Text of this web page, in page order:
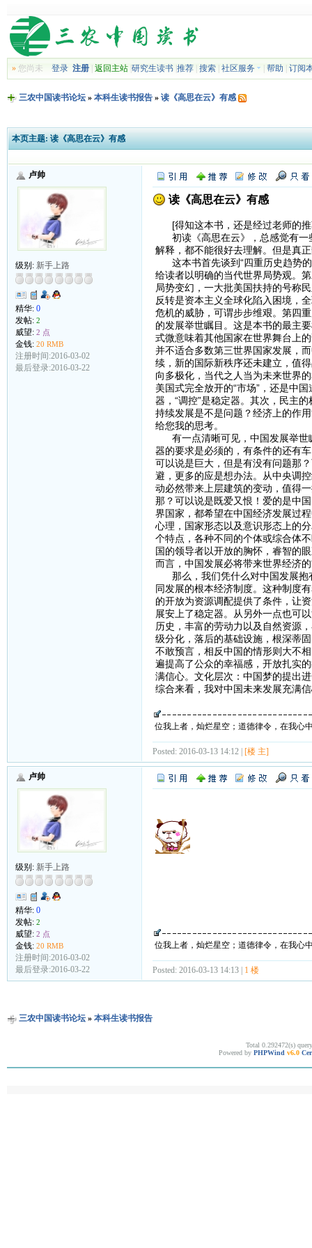
»您尚未 登录 注册| 返回主站| 研究生读书| 推荐| 搜索| 社区服务 帮助 订阅
三农中国读书论坛» 本科生读书报告» 读《高思在云》有感
本页主题: 读《高思在云》有感
卢帅
级别: 新手上路
精华: 0
发帖: 2
威望: 2 点
金钱: 20 RMB
注册时间:2016-03-02
最后登录:2016-03-22
读《高思在云》有感
[得知这本书，还是经过老师的推
初读《高思在云》，总感觉有一
解释，都不能很好去理解。但是真
这本书首先谈到“四重历史趋势的
给读者以明确的当代世界局势观。
局势变幻，一大批美国扶持的号称
反转是资本主义全球化陷入困境，
危机的威胁，可谓步步维艰。第四
的发展举世瞩目。这是本书的最主
式微意味着其他国家在世界舞台上
并不适合多数第三世界国家发展，
续，新的国际新秩序还未建立，值
向多极化，当代之人当为未来世界
美国式完全放开的“市场”，还是中
器，“调控”是稳定器。其次，民主
持续发展是不是问题？经济上的作
给您我的思考。
有一点清晰可见，中国发展举世
器的要求是必须的，有条件的还有
可以说是巨大，但是有没有问题那
避，更多的应是想办法。从中央调
动必然带来上层建筑的变动，值得
那？可以说是既爱又恨！爱的是中
界国家，都希望在中国经济发展过
心理，国家形态以及意识形态上的
个特点，各种不同的个体或综合体
国的领导者以开放的胸怀，睿智的
而言，中国发展必将带来世界经济
那么，我们凭什么对中国发展抱
同发展的根本经济制度。这种制度
的开放为资源调配提供了条件，让
展安上了稳定器。从另外一点也可
历史，丰富的劳动力以及自然资源
级分化，落后的基础设施，根深蒂
不敢预言，相反中国的情形则大不
遍提高了公众的幸福感，开放扎实
满信心。文化层次：中国梦的提出
综合来看，我对中国未来发展充满
位我上者，灿烂星空；道德律令，在我心
Posted: 2016-03-13 14:12 | [楼 主]
卢帅
级别: 新手上路
精华: 0
发帖: 2
威望: 2 点
金钱: 20 RMB
注册时间:2016-03-02
最后登录:2016-03-22
位我上者，灿烂星空；道德律令，在我心
Posted: 2016-03-13 14:13 | 1 楼
三农中国读书论坛» 本科生读书报告
Total 0.292472(s)
Powered by PHPWind v6.0